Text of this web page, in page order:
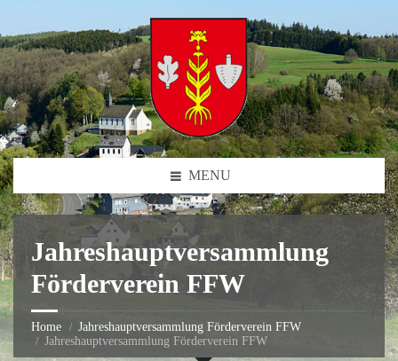
MENU
Jahreshauptversammlung
Förderverein FFW
Home
Jahreshauptversammlung Förderverein FFW
Jahreshauptversammlung Förderverein FFW